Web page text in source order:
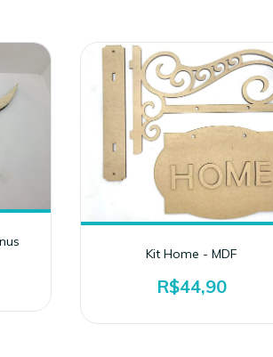
Kit Home - MDF
R$44,90